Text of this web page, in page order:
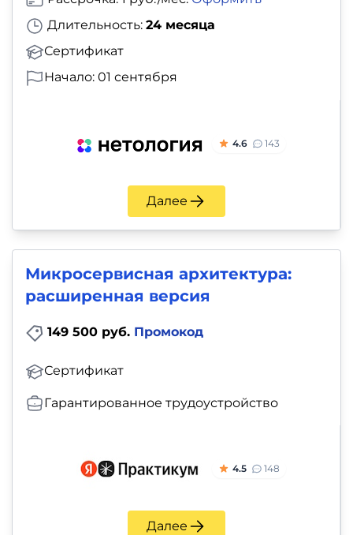
Длительность: 24 месяца
Сертификат
Начало: 01 сентября
4.6 143
Далее
Микросервисная архитектура:
расширенная версия
149 500 руб. Промокод
Сертификат
Гарантированное трудоустройство
4.5 148
Далее